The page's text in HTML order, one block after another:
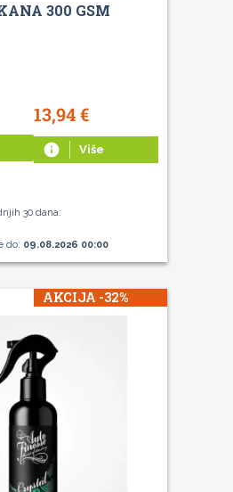
300 GSM
13,94€
info Više
30 dana:
do: 09.08.2026 00:00
AKCIJA -32%